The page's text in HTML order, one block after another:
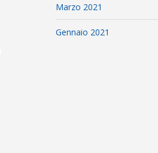
Marzo 2021
Gennaio 2021